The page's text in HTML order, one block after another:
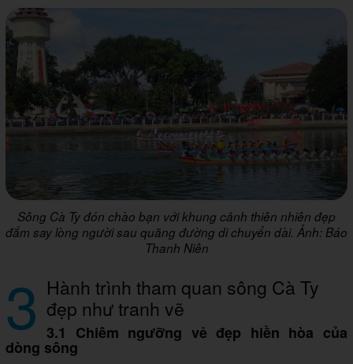
Sông Cà Ty đón chào bạn với khung cảnh thiên nhiên đẹp
đắm say lòng người sau quãng đường di chuyển dài. Ảnh: Báo
Thanh Niên
3 Hành trình tham quan sông Cà Ty
đẹp như tranh vẽ
3.1 Chiêm ngưỡng vẻ đẹp hiền hòa của
dòng sông